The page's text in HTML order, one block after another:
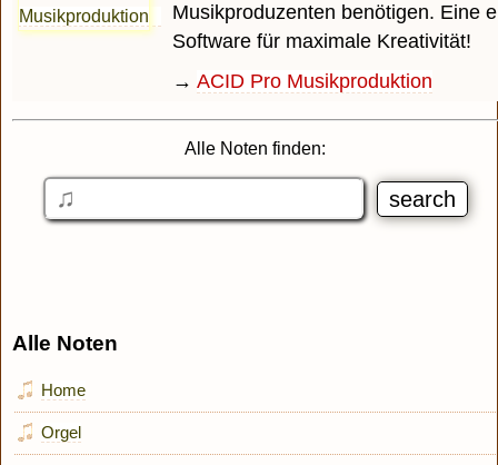
Musikproduzenten benötigen. Eine
Software für maximale Kreativität!
→ ACID Pro Musikproduktion
Alle Noten finden:
Alle Noten
Home
Orgel